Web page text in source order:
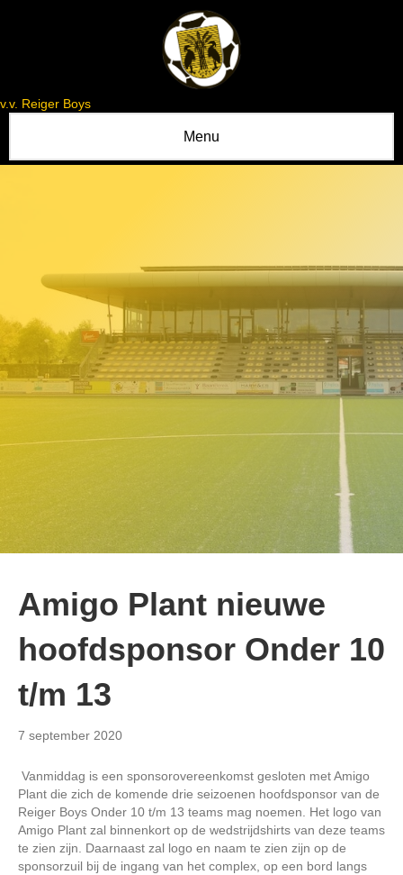
v.v. Reiger Boys
Menu
Amigo Plant nieuwe
hoofdsponsor Onder 10
t/m 13
7 september 2020
Vanmiddag is een sponsorovereenkomst gesloten met Amigo
Plant die zich de komende drie seizoenen hoofdsponsor van de
Reiger Boys Onder 10 t/m 13 teams mag noemen. Het logo van
Amigo Plant zal binnenkort op de wedstrijdshirts van deze teams
te zien zijn. Daarnaast zal logo en naam te zien zijn op de
sponsorzuil bij de ingang van het complex, op een bord langs